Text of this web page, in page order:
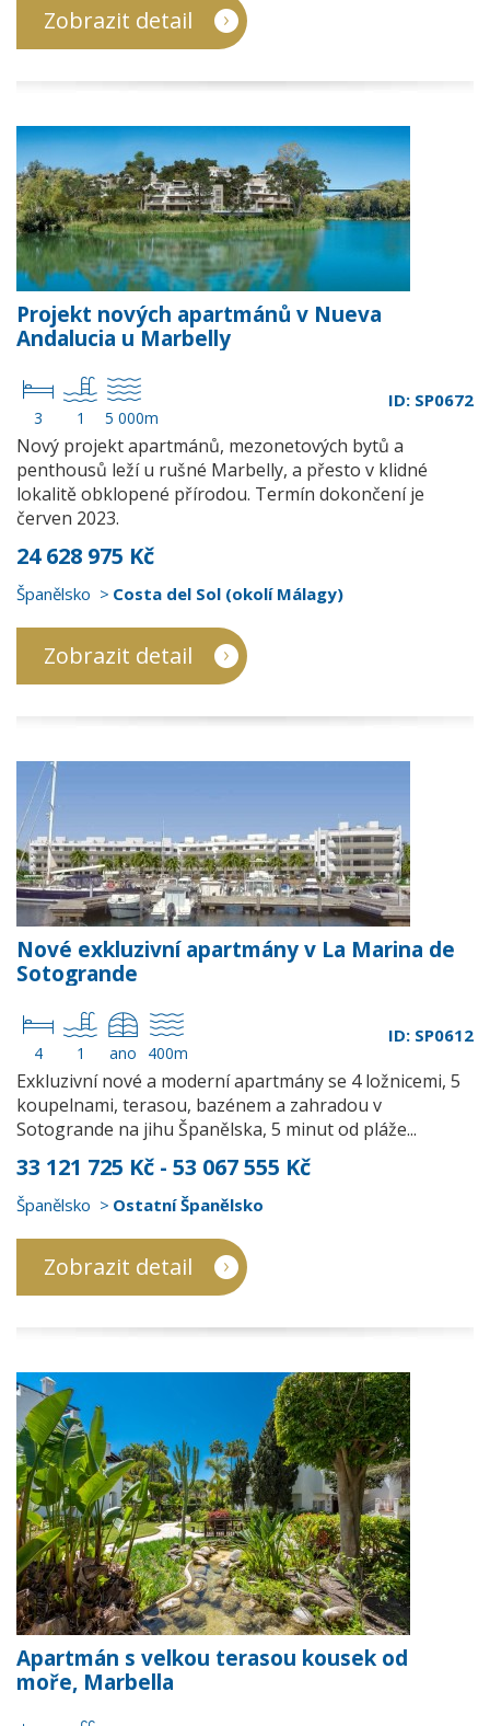
Zobrazit detail
Projekt nových apartmánů v Nueva
Andalucia u Marbelly
3 1 5 000m
ID: SP0672
Nový projekt apartmánů, mezonetových bytů a
penthousů leží u rušné Marbelly, a přesto v klidné
lokalitě obklopené přírodou. Termín dokončení je
červen 2023.
24 628 975 Kč
Španělsko Costa del Sol (okolí Málagy)
Zobrazit detail
Nové exkluzivní apartmány v La Marina de
Sotogrande
4 1 ano 400m
ID: SP0612
Exkluzivní nové a moderní apartmány se 4 ložnicemi, 5
koupelnami, terasou, bazénem a zahradou v
Sotogrande na jihu Španělska, 5 minut od pláže...
33 121 725 Kč - 53 067 555 Kč
Španělsko Ostatní Španělsko
Zobrazit detail
Apartmán s velkou terasou kousek od
moře, Marbella